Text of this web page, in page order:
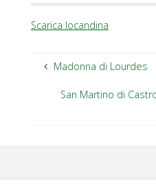
Scarica locandina
Madonna di Lourdes
San Martino di